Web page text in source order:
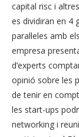
capital risc i
es dividiran en 4
paral·leles amb
empresa
d’experts
opinió sobre les
de tenir en
les start-ups
networking i